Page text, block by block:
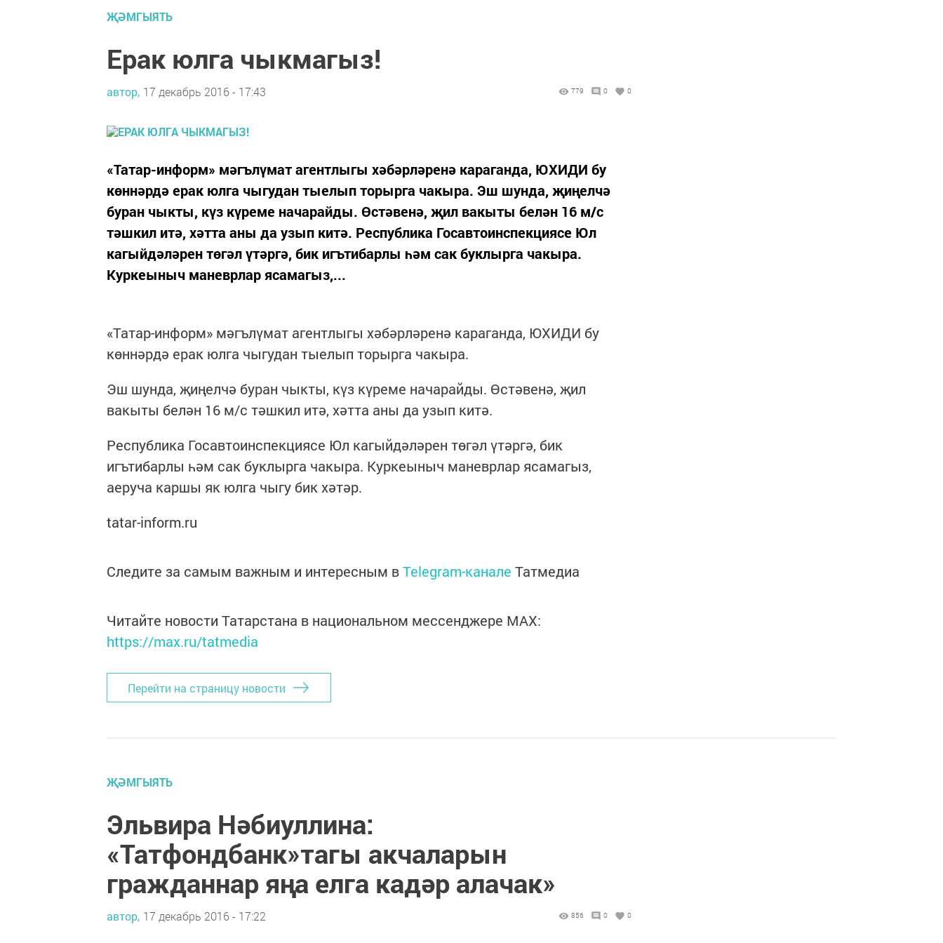
ҖӘМГЫЯТЬ
Ерак юлга чыкмагыз!
автор, 17 декабрь 2016 - 17:43 779 0 0
«Татар-информ» мәгълүмат агентлыгы хәбәрләренә караганда, ЮХИДИ бу
көннәрдә ерак юлга чыгудан тыелып торырга чакыра. Эш шунда, җиңелчә
буран чыкты, күз күреме начарайды. Өстәвенә, җил вакыты белән 16 м/с
тәшкил итә, хәтта аны да узып китә. Республика Госавтоинспекциясе Юл
кагыйдәләрен төгәл үтәргә, бик игътибарлы һәм сак буклырга чакыра.
Куркеыныч маневрлар ясамагыз,...
«Татар-информ» мәгълүмат агентлыгы хәбәрләренә караганда, ЮХИДИ бу
көннәрдә ерак юлга чыгудан тыелып торырга чакыра.
Эш шунда, җиңелчә буран чыкты, күз күреме начарайды. Өстәвенә, җил
вакыты белән 16 м/с тәшкил итә, хәтта аны да узып китә.
Республика Госавтоинспекциясе Юл кагыйдәләрен төгәл үтәргә, бик
игътибарлы һәм сак буклырга чакыра. Куркеыныч маневрлар ясамагыз,
аеруча каршы як юлга чыгу бик хәтәр.
tatar-inform.ru
Следите за самым важным и интересным вTelegram-канале Татмедиа
Читайте новости Татарстана в национальном мессенджере MАХ:
https://max.ru/tatmedia
Перейти на страницу новости
ҖӘМГЫЯТЬ
Эльвира Нәбиуллина:
«Татфондбанк»тагы акчаларын
гражданнар яңа елга кадәр алачак»
автор, 17 декабрь 2016 - 17:22 856 0 0